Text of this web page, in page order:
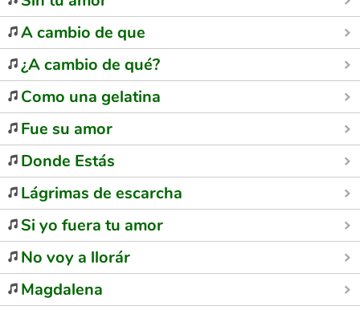
A cambio de que
¿A cambio de qué?
Como una gelatina
Fue su amor
Donde Estás
Lágrimas de escarcha
Si yo fuera tu amor
No voy a llorár
Magdalena